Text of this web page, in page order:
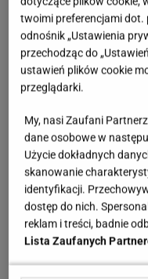
Zobacz wideoNowo
na drugie ma
szkole?
Najdłuższe imię w
zapomniane, ale
To imię wyróżnia się
ale i nietypowym
bo składające się aż
Wierzchosława,
twoimi preferencjami
odnośnik „Ustawienia
przechodząc do
ustawień plików cookie
przeglądarki.
My, nasi Zaufani
dane osobowe w
Użycie dokładnych
skanowanie
identyfikacji.
dostęp do nich.
reklam i treści, badnie
Lista Zaufanych